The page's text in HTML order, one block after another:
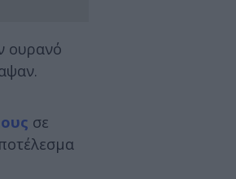
ουρανό
σε